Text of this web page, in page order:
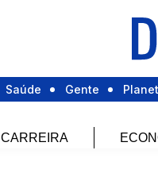
Saúde Gente
CARREIRA